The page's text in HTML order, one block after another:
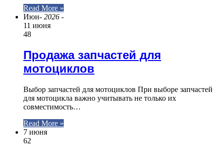
Read More »
Июн- 2026 -
11 июня
48
Продажа запчастей для
мотоциклов
Выбор запчастей для мотоциклов При выборе запчастей
для мотоцикла важно учитывать не только их
совместимость…
Read More »
7 июня
62